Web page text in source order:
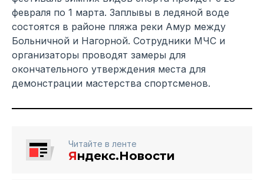
февраля по 1 марта. Заплывы в ледяной воде
состоятся в районе пляжа реки Амур между
Больничной и Нагорной. Сотрудники МЧС и
организаторы проводят замеры для
окончательного утверждения места для
демонстрации мастерства спортсменов.
Читайте в ленте
Яндекс.Новости